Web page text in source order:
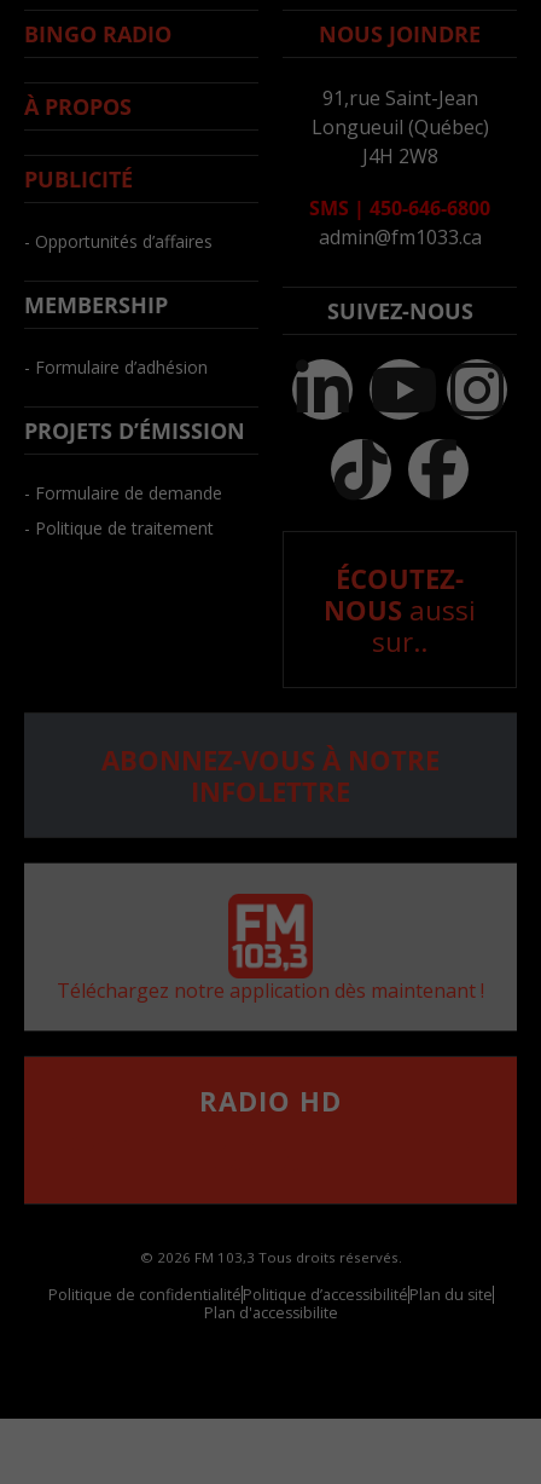
BINGO RADIO
À PROPOS
PUBLICITÉ
- Opportunités d’affaires
MEMBERSHIP
- Formulaire d’adhésion
PROJETS D’ÉMISSION
- Formulaire de demande
- Politique de traitement
NOUS JOINDRE
91,rue Saint-Jean
Longueuil (Québec)
J4H 2W8
SMS | 450-646-6800
admin@fm1033.ca
SUIVEZ-NOUS
ÉCOUTEZ-
NOUS aussi
sur..
ABONNEZ-VOUS À NOTRE
INFOLETTRE
Téléchargez notre application dès maintenant !
RADIO HD
© 2026 FM 103,3 Tous droits réservés.
Politique de confidentialitéPolitique d’accessibilitéPlan du site
Plan d'accessibilite